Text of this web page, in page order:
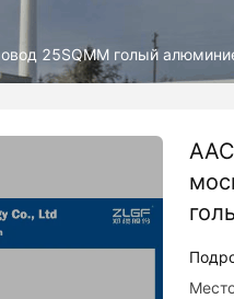
25SQMM голый